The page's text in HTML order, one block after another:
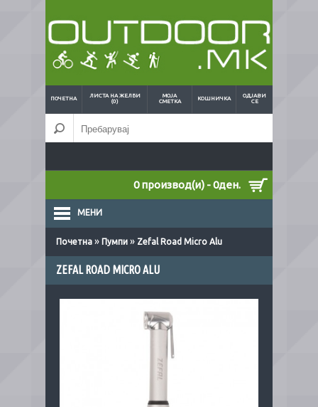
ПОЧЕТНА
ЛИСТА НА ЖЕЛБИ
(0)
МОЈА
СМЕТКА
КОШНИЧКА
ОДЈАВИ
СЕ
0 производ(и) - 0ден.
МЕНИ
Почетна » Пумпи » Zefal Road Micro Alu
ZEFAL ROAD MICRO ALU